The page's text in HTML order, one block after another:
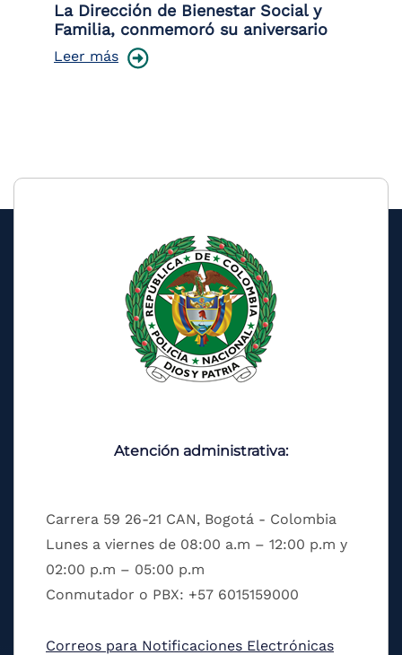
La Dirección de Bienestar Social y
Familia, conmemoró su aniversario
Leer más
Atención administrativa:
Carrera 59 26-21 CAN, Bogotá - Colombia
Lunes a viernes de 08:00 a.m – 12:00 p.m y
02:00 p.m – 05:00 p.m
Conmutador o PBX: +57 6015159000
Correos para Notificaciones Electrónicas